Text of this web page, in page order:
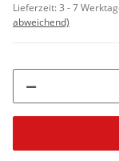
Lieferzeit:3 - 7
abweichend)